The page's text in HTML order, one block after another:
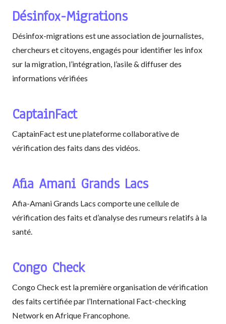
Désinfox-Migrations
Désinfox-migrations est une association de journalistes,
chercheurs et citoyens, engagés pour identifier les infox
sur la migration, l’intégration, l’asile & diffuser des
informations vérifiées
CaptainFact
CaptainFact est une plateforme collaborative de
vérification des faits dans des vidéos.
Afia Amani Grands Lacs
Afia-Amani Grands Lacs comporte une cellule de
vérification des faits et d’analyse des rumeurs relatifs à la
santé.
Congo Check
Congo Check est la première organisation de vérification
des faits certifiée par l’International Fact-checking
Network en Afrique Francophone.